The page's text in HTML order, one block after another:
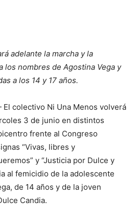
adelante la marcha y la
los nombres de Agostina Vega y
a los 14 y 17 años.
El colectivo Ni Una Menos volverá
3 de junio en distintos
frente al Congreso
“Vivas, libres y
y “Justicia por Dulce y
al femicidio de la adolescente
de 14 años y de la joven
Candia.